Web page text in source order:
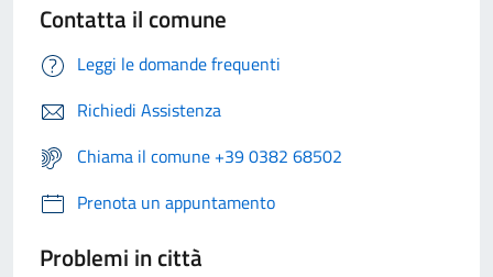
Contatta il comune
Leggi le domande frequenti
Richiedi Assistenza
Chiama il comune +39 0382 68502
Prenota un appuntamento
Problemi in città